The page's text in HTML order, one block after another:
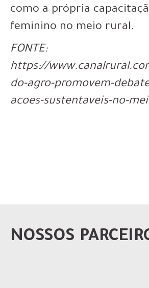
como a própria
feminino no meio rural.
FONTE:
https://
do-agro-promovem-
acoes-sustentaveis-no-
NOSSOS